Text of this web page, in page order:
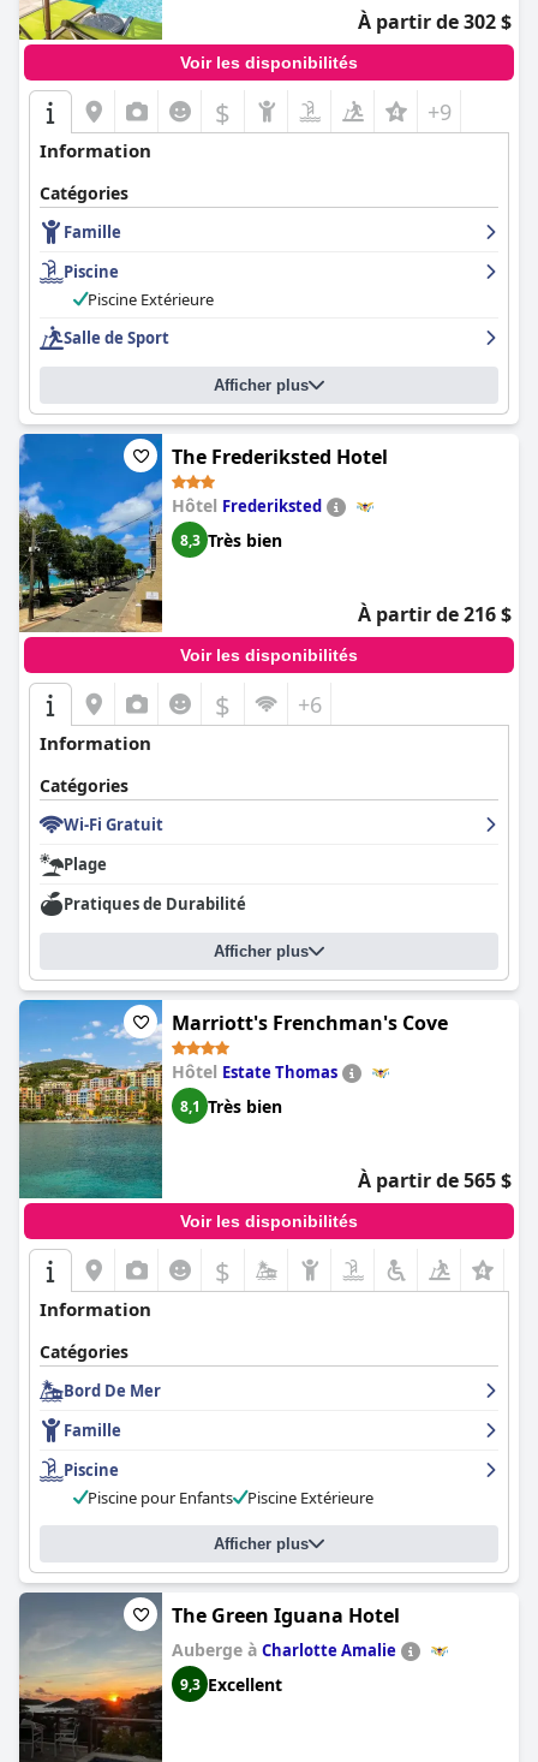
À partir de 302 $
Voir les disponibilités
$ +9
Information
Catégories
Famille
Piscine
Piscine Extérieure
Salle de Sport
Afficher plus
The Frederiksted Hotel
Hôtel Frederiksted
8,3 Très bien
À partir de 216 $
Voir les disponibilités
$ +6
Information
Catégories
Wi-Fi Gratuit
Plage
Pratiques de Durabilité
Afficher plus
Marriott's Frenchman's Cove
Hôtel Estate Thomas
8,1 Très bien
À partir de 565 $
Voir les disponibilités
$
Information
Catégories
Bord De Mer
Famille
Piscine
Piscine pour Enfants
Piscine Extérieure
Afficher plus
The Green Iguana Hotel
Auberge à Charlotte Amalie
9,3 Excellent